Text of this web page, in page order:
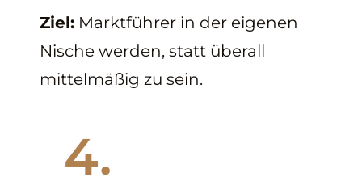
Ziel: Marktführer in der eigenen
Nische werden, statt überall
mittelmäßig zu sein.
4.